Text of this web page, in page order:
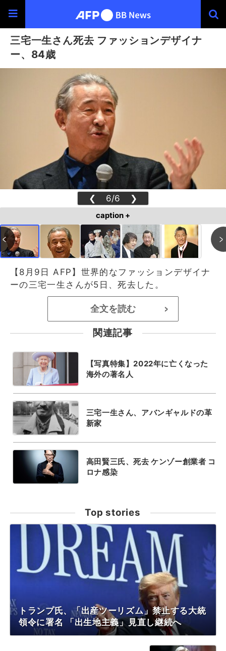
三宅一生さん死去 ファッションデザイナ
ー、84歳
❮ 6/6 ❯
caption +
【8月9日 AFP】世界的なファッションデザイナ
ーの三宅一生さんが5日、死去した。
全文を読む >
関連記事
【写真特集】2022年に亡くなった
海外の著名人
三宅一生さん、アバンギャルドの革
新家
高田賢三氏、死去 ケンゾー創業者 コ
ロナ感染
Top stories
トランプ氏、「出産ツーリズム」禁止する大統
領令に署名 「出生地主義」見直し継続へ